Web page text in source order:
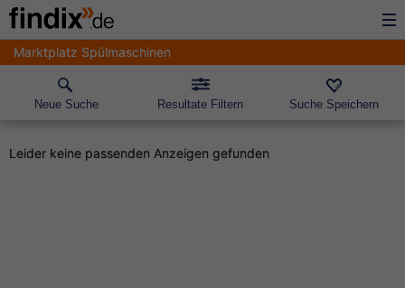
Marktplatz Spülmaschinen
Neue Suche Resultate Filtern Suche Speichern
Leider keine passenden Anzeigen gefunden